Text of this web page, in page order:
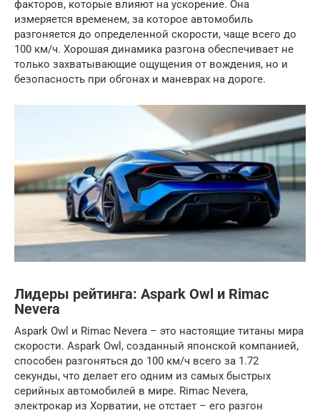
факторов, которые влияют на ускорение. Она
измеряется временем, за которое автомобиль
разгоняется до определенной скорости, чаще всего до
100 км/ч. Хорошая динамика разгона обеспечивает не
только захватывающие ощущения от вождения, но и
безопасность при обгонах и маневрах на дороге.
Лидеры рейтинга: Aspark Owl и Rimac
Nevera
Aspark Owl и Rimac Nevera – это настоящие титаны мира
скорости. Aspark Owl, созданный японской компанией,
способен разгоняться до 100 км/ч всего за 1.72
секунды, что делает его одним из самых быстрых
серийных автомобилей в мире. Rimac Nevera,
электрокар из Хорватии, не отстает – его разгон